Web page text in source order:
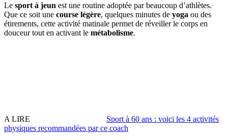
Le sport à jeun est une routine adoptée par beaucoup d’athlètes.
Que ce soit une course légère, quelques minutes de yoga ou des
étirements, cette activité matinale permet de réveiller le corps en
douceur tout en activant le métabolisme.
A LIRE
Sport à 60 ans : voici les 4 activités
physiques recommandées par ce coach